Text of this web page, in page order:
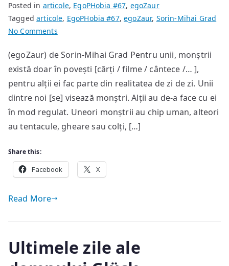
Posted in articole, EgoPHobia #67, egoZaur
Taggedarticole, EgoPHobia #67,egoZaur, Sorin-Mihai Grad
No Commentson
(egoZaur) de Sorin-Mihai Grad Pentru unii, monștrii
există doar în povești [cărți / filme / cântece /… ],
pentru alții ei fac parte din realitatea de zi de zi. Unii
dintre noi [se] visează monștri. Alții au de-a face cu ei
în mod regulat. Uneori monștrii au chip uman, alteori
au tentacule, gheare sau colți, […]
Share this:
Facebook X
Read More
Ultimele zile ale